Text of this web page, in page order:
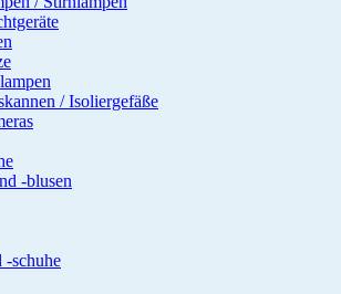
/ Isoliergefäße
-blusen
-schuhe